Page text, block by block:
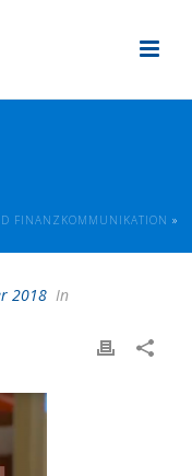
FINANZKOMMUNIKATION »
2018 In